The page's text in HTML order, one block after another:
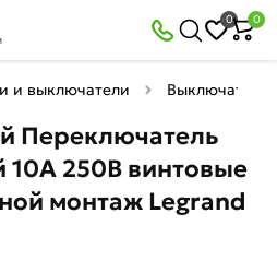
0 0
и выключатели Выключатели
Переключатель
250В винтовые
монтаж Legrand